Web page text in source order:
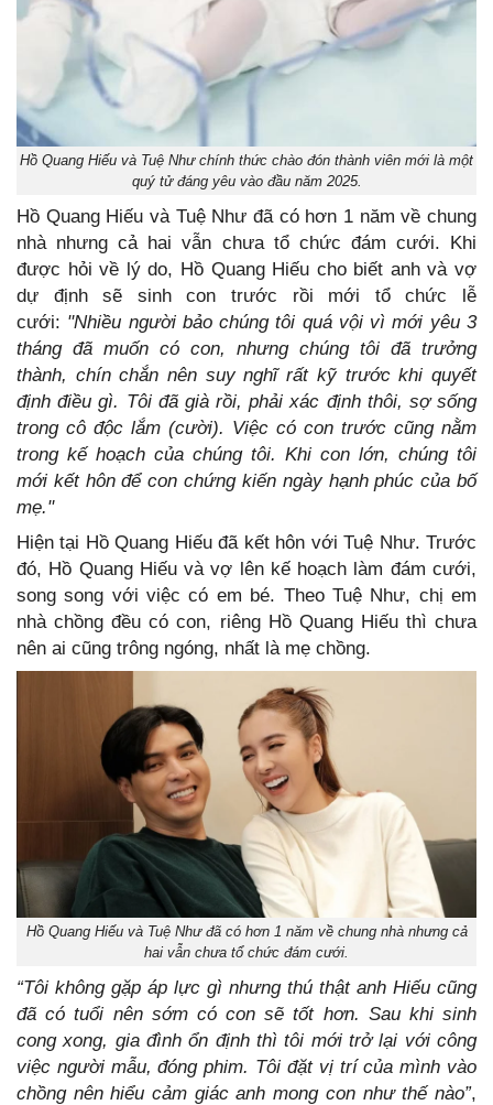
Hồ Quang Hiếu và Tuệ Như chính thức chào đón thành viên mới là một
quý tử đáng yêu vào đầu năm 2025.
Hồ Quang Hiếu và Tuệ Như đã có hơn 1 năm về chung
nhà nhưng cả hai vẫn chưa tổ chức đám cưới. Khi
được hỏi về lý do, Hồ Quang Hiếu cho biết anh và vợ
dự định sẽ sinh con trước rồi mới tổ chức lễ
cưới: "Nhiều người bảo chúng tôi quá vội vì mới yêu 3
tháng đã muốn có con, nhưng chúng tôi đã trưởng
thành, chín chắn nên suy nghĩ rất kỹ trước khi quyết
định điều gì. Tôi đã già rồi, phải xác định thôi, sợ sống
trong cô độc lắm (cười). Việc có con trước cũng nằm
trong kế hoạch của chúng tôi. Khi con lớn, chúng tôi
mới kết hôn để con chứng kiến ngày hạnh phúc của bố
mẹ."
Hiện tại Hồ Quang Hiếu đã kết hôn với Tuệ Như. Trước
đó, Hồ Quang Hiếu và vợ lên kế hoạch làm đám cưới,
song song với việc có em bé. Theo Tuệ Như, chị em
nhà chồng đều có con, riêng Hồ Quang Hiếu thì chưa
nên ai cũng trông ngóng, nhất là mẹ chồng.
Hồ Quang Hiếu và Tuệ Như đã có hơn 1 năm về chung nhà nhưng cả
hai vẫn chưa tổ chức đám cưới.
“Tôi không gặp áp lực gì nhưng thú thật anh Hiếu cũng
đã có tuổi nên sớm có con sẽ tốt hơn. Sau khi sinh
cong xong, gia đình ổn định thì tôi mới trở lại với công
việc người mẫu, đóng phim. Tôi đặt vị trí của mình vào
chồng nên hiểu cảm giác anh mong con như thế nào”,